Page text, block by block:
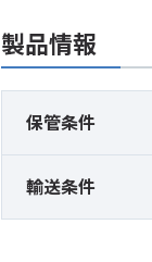
製品情報
保管条件
輸送条件